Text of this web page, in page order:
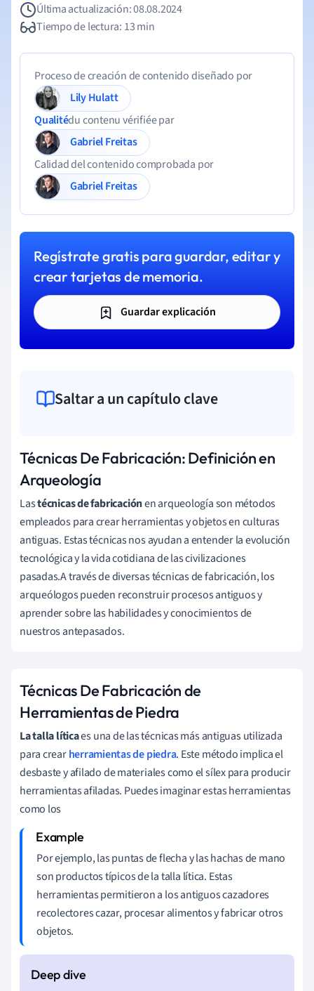
Última actualización: 08.08.2024
Tiempo de lectura: 13 min
Proceso de creación de contenido diseñado por
Lily Hulatt
Qualitédu contenu vérifiée par
Gabriel Freitas
Calidad del contenido comprobada por
Gabriel Freitas
Regístrate gratis para guardar, editar y
crear tarjetas de memoria.
Guardar explicación
Saltar a un capítulo clave
Técnicas De Fabricación: Definición en
Arqueología
Lastécnicas de fabricaciónen arqueología son métodos
empleados para crear herramientas y objetos en culturas
antiguas. Estas técnicas nos ayudan a entender la evolución
tecnológica y la vida cotidiana de las civilizaciones
pasadas.A través de diversas técnicas de fabricación, los
arqueólogos pueden reconstruir procesos antiguos y
aprender sobre las habilidades y conocimientos de
nuestros antepasados.
Técnicas De Fabricación de
Herramientas de Piedra
La talla líticaes una de las técnicas más antiguas utilizada
para crearherramientas de piedra. Este método implica el
desbaste y afilado de materiales como el sílex para producir
herramientas afiladas. Puedes imaginar estas herramientas
como los
Por ejemplo, las puntas de flecha y las hachas de mano
son productos típicos de la talla lítica. Estas
herramientas permitieron a los antiguos cazadores
recolectores cazar, procesar alimentos y fabricar otros
objetos.